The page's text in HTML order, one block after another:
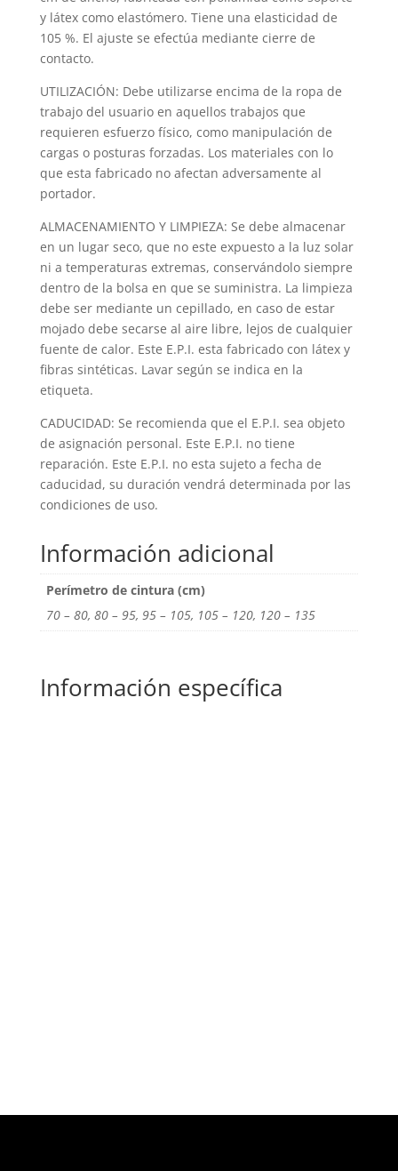
y látex como elastómero. Tiene una elasticidad de
105 %. El ajuste se efectúa mediante cierre de
contacto.
UTILIZACIÓN: Debe utilizarse encima de la ropa de
trabajo del usuario en aquellos trabajos que
requieren esfuerzo físico, como manipulación de
cargas o posturas forzadas. Los materiales con lo
que esta fabricado no afectan adversamente al
portador.
ALMACENAMIENTO Y LIMPIEZA: Se debe almacenar
en un lugar seco, que no este expuesto a la luz solar
ni a temperaturas extremas, conservándolo siempre
dentro de la bolsa en que se suministra. La limpieza
debe ser mediante un cepillado, en caso de estar
mojado debe secarse al aire libre, lejos de cualquier
fuente de calor. Este E.P.I. esta fabricado con látex y
fibras sintéticas. Lavar según se indica en la
etiqueta.
CADUCIDAD: Se recomienda que el E.P.I. sea objeto
de asignación personal. Este E.P.I. no tiene
reparación. Este E.P.I. no esta sujeto a fecha de
caducidad, su duración vendrá determinada por las
condiciones de uso.
Información adicional
Perímetro de cintura (cm)
70 – 80, 80 – 95, 95 – 105, 105 – 120, 120 – 135
Información específica